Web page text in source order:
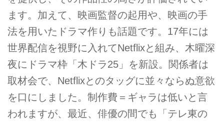
ます。加えて、映画監督の起用や、映画の手
法を用いたドラマ作りも話題です。17年には
世界配信を視野に入れてNetflixと組み、木曜深
夜にドラマ枠「木ドラ25」を新設。関係者は
取材会で、Netflixとのタッグに並々ならぬ意欲
を口にしました。制作費＝ギャラは低いと言
われますが、最近、俳優の間でも「テレ東の